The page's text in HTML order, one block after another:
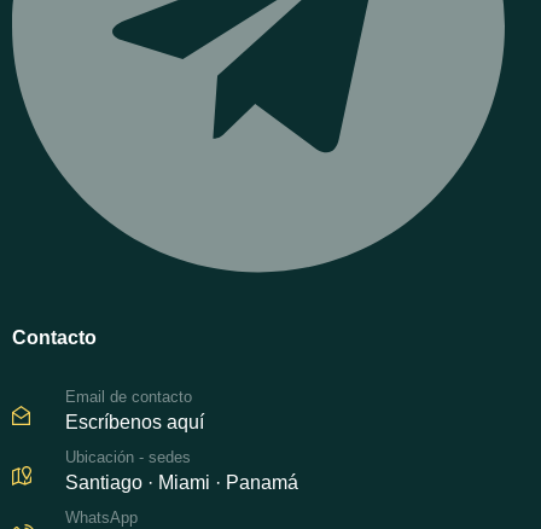
Contacto
Email de contacto
Escríbenos aquí
Ubicación - sedes
Santiago · Miami · Panamá
WhatsApp